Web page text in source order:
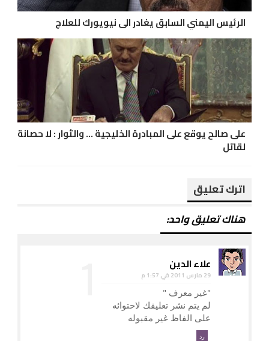
الرئيس اليمني السابق يغادر الى نيويورك للعلاج
على صالح يوقع على المبادرة الخليجية ... والثوار : لا حصانة
لقاتل
اترك تعليق
هناك تعليق واحد:
علاء الدين
29 مارس 2011 في 1:57 م
"غير معرف "
لم يتم نشر تعليقك لاحتوائه
على الفاظ غير مقبوله
رد